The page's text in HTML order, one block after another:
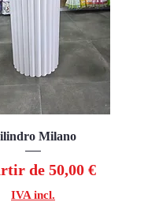
Milano
de 50,00 €
promocional
IVA incl.